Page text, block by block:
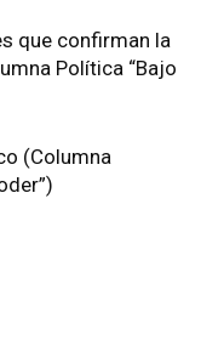
que confirman la
Política “Bajo
(Columna